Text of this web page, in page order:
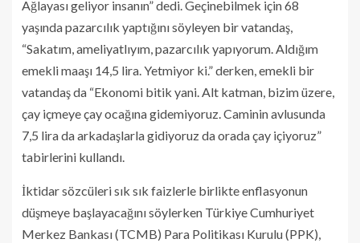
Ağlayası geliyor insanın” dedi. Geçinebilmek için 68
yaşında pazarcılık yaptığını söyleyen bir vatandaş,
“Sakatım, ameliyatlıyım, pazarcılık yapıyorum. Aldığım
emekli maaşı 14,5 lira. Yetmiyor ki.” derken, emekli bir
vatandaş da “Ekonomi bitik yani. Alt katman, bizim üzere,
çay içmeye çay ocağına gidemiyoruz. Caminin avlusunda
7,5 lira da arkadaşlarla gidiyoruz da orada çay içiyoruz”
tabirlerini kullandı.
İktidar sözcüleri sık sık faizlerle birlikte enflasyonun
düşmeye başlayacağını söylerken Türkiye Cumhuriyet
Merkez Bankası (TCMB) Para Politikası Kurulu (PPK),